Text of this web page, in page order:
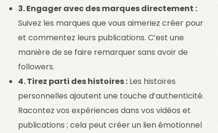
3. Engager avec des marques directement :
Suivez les marques que vous aimeriez créer pour
et commentez leurs publications. C’est une
manière de se faire remarquer sans avoir de
followers.
4. Tirez parti des histoires : Les histoires
personnelles ajoutent une touche d’authenticité.
Racontez vos expériences dans vos vidéos et
publications ; cela peut créer un lien émotionnel